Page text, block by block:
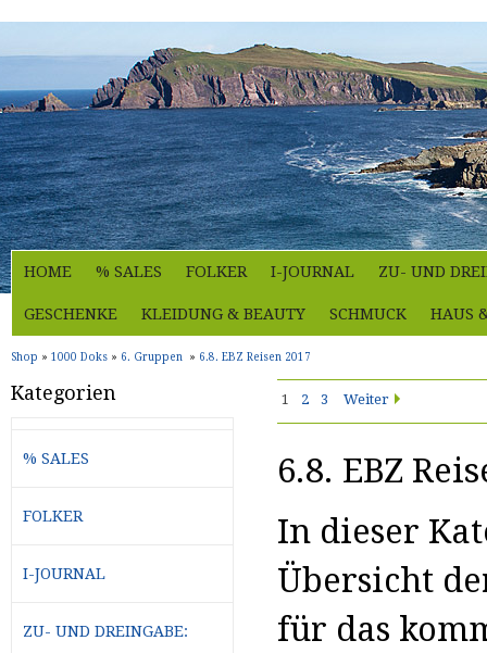
HOME % SALES FOLKER I-JOURNAL ZU- UND
GESCHENKE KLEIDUNG & BEAUTY SCHMUCK HAUS
Shop » 1000 Doks » 6. Gruppen » 6.8. EBZ Reisen 2017
1 2 3 Weiter
6.8. EBZ
In dieser
Übersicht
für das
Kategorien
% SALES
FOLKER
I-JOURNAL
ZU- UND DREINGABE: